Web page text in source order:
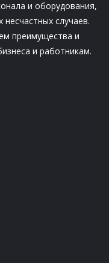
и оборудования,
случаев.
преимущества и
и работникам.